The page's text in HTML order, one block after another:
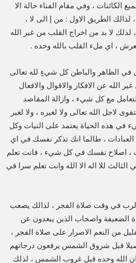
الكائنات ، وفي مقام الفناء حالة الا
، لذالك الطريق الاول : من إ الى لا ،
لذلك لا بد من اخراج القلب من غير الله
، اي ملء القلب بالله وحده .
في الظاهر والباطن كل شيءٍ لله تعالى
الله عن الافكار والاقوال والافعال
مع كل شيء ، وازالة المقاصد
لاجل الله تعالى ولا لغيره ، ولا لغير
في هذه الحياة يعتمد على النيات وكل
، طالما انك تذكر نفسك في اي
، اصلاح نفسك في كل شيء ، فانت تعلم
للا اله الا الله وانت تعلم سرا في
الرب في وقت صلاة الفجر ، لذالك يصعب
الضعيفة واصحاب الذين يبعدون عن
من النعم الاصرار على صلاة الفجر ،
قبل شروق الشمس يرفعون درجاتهم
الله وحده قبل غروب الشمس ، لذلك